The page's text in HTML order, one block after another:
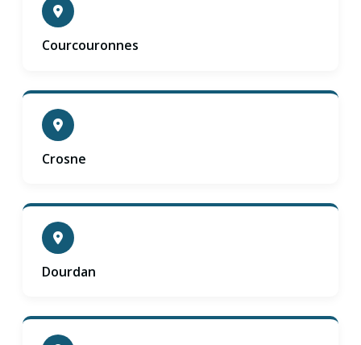
Courcouronnes
Crosne
Dourdan